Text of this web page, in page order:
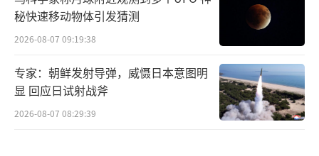
萄牙已经表示不再考虑从美国购买F-35，德国
一些政要也呼吁取消原定于2026年开始接收F-3
据介绍，这些欧洲国家改变采购F-35的计
划，很大程度上与美国政府的对外政策变动有
秘快速移动物体引发猜测
2026-08-07 09:19:38
专家：朝鲜发射导弹，威慑日本意图明
显 回应日试射战斧
2026-08-07 08:29:39